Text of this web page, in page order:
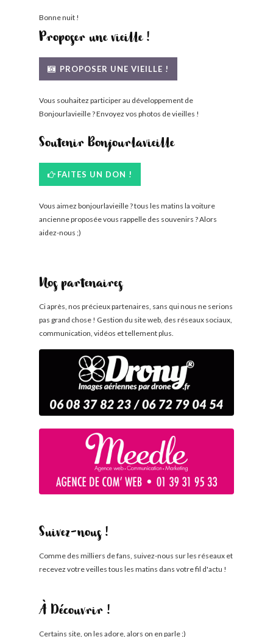
Bonne nuit !
Proposer une vieille !
PROPOSER UNE VIEILLE !
Vous souhaitez participer au développement de
Bonjourlavieille ? Envoyez vos photos de vieilles !
Soutenir Bonjourlavieille
FAITES UN DON !
Vous aimez bonjourlavieille ? tous les matins la voiture
ancienne proposée vous rappelle des souvenirs ? Alors
aidez-nous ;)
Nos partenaires
Ci après, nos précieux partenaires, sans qui nous ne serions
pas grand chose ! Gestion du site web, des réseaux sociaux,
communication, vidéos et tellement plus.
Suivez-nous !
Comme des milliers de fans, suivez-nous sur les réseaux et
recevez votre veilles tous les matins dans votre fil d'actu !
À Découvrir !
Certains site, on les adore, alors on en parle ;)